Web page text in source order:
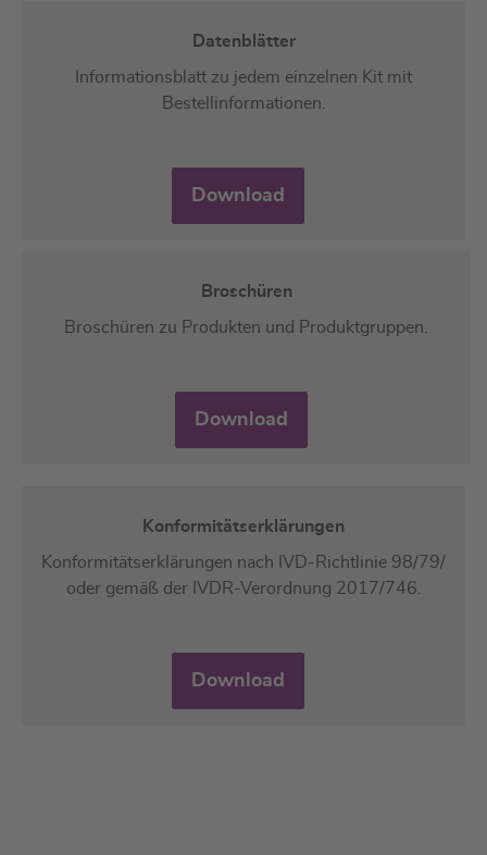
Datenblätter
Informationsblatt zu jedem einzelnen Kit mit
Bestellinformationen.
Download
Broschüren
Broschüren zu Produkten und Produktgruppen.
Download
Konformitätserklärungen
Konformitätserklärungen nach IVD-Richtlinie 98/79/
oder gemäß der IVDR-Verordnung 2017/746.
Download